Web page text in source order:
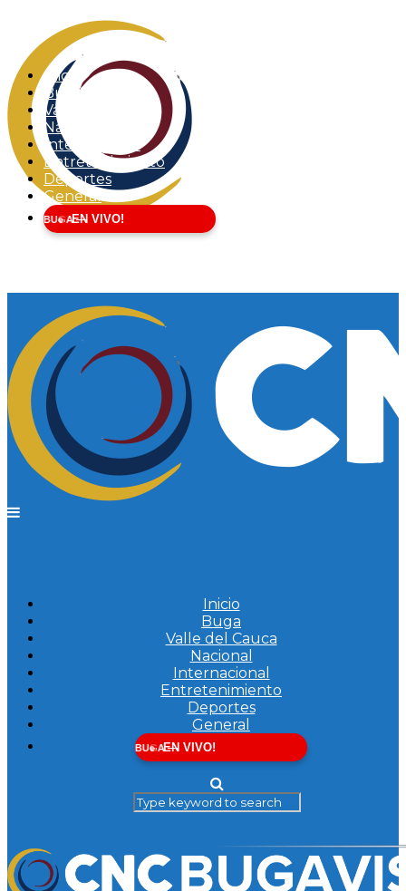
Inicio
Buga
Valle del Cauca
Nacional
Internacional
Entretenimiento
Deportes
General
EN VIVO!
Inicio
Buga
Valle del Cauca
Nacional
Internacional
Entretenimiento
Deportes
General
EN VIVO!